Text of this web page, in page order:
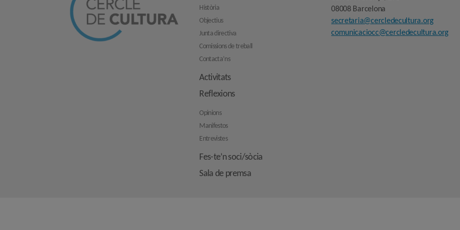
Història
Objectius
Junta directiva
Comissions de treball
Contacta’ns
Activitats
Reflexions
Opinions
Manifestos
Entrevistes
Fes-te’n soci/sòcia
Sala de premsa
08008 Barcelona
secretaria@cercledecultura.org
comunicaciocc@cercledecultura.org